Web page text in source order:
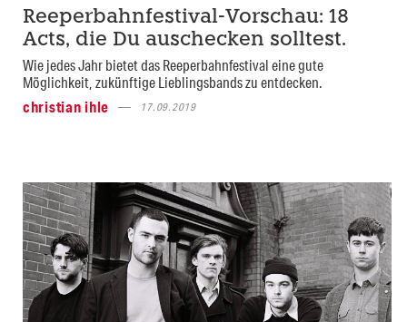
Reeperbahnfestival-Vorschau: 18
Acts, die Du auschecken solltest.
Wie jedes Jahr bietet das Reeperbahnfestival eine gute
Möglichkeit, zukünftige Lieblingsbands zu entdecken.
christian ihle
17.09.2019